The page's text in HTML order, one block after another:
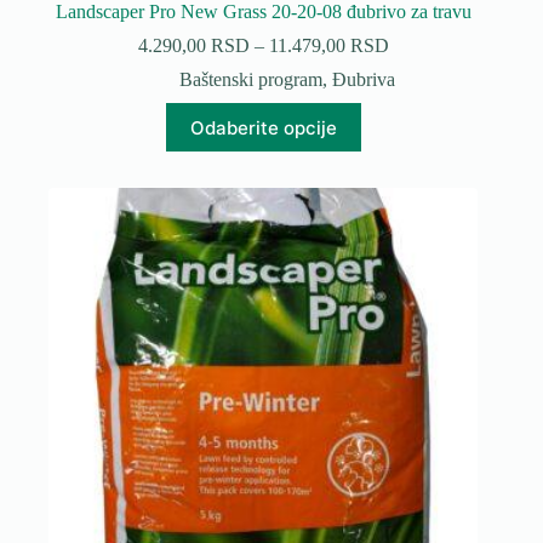
Landscaper Pro New Grass 20-20-08 đubrivo za travu
4.290,00 RSD – 11.479,00 RSDRaspon
od
Baštenski program,Đubriva
Odaberite opcije
proizvod
ima
varijanti.
Opcije
mogu
biti
izabrane
na
stranici
proizvoda.